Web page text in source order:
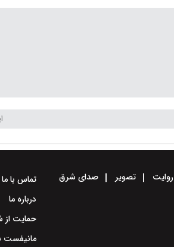
روایت تصویر صدای شرق
تماس با ما
درباره ما
حمایت